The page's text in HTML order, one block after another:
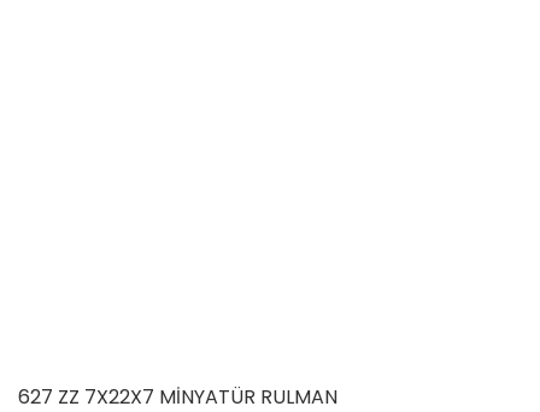
627 ZZ 7X22X7 MİNYATÜR RULMAN